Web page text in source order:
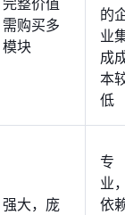
需购买多
模块
的
业
成
本
低
强大，庞
专
业
依